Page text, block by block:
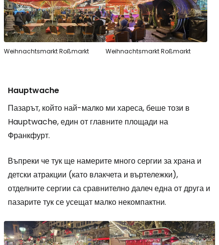
Weihnachtsmarkt Roßmarkt Weihnachtsmarkt Roßmarkt
Hauptwache
Пазарът, който най-малко ми хареса, беше този в
Hauptwache, един от главните площади на
Франкфурт.
Въпреки че тук ще намерите много сергии за храна и
детски атракции (като влакчета и въртележки),
отделните сергии са сравнително далеч една от друга и
пазарите тук се усещат малко некомпактни.